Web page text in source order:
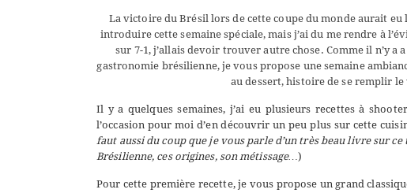
La victoire du Brésil lors de cette coupe du monde aurait
introduire cette semaine spéciale, mais j’ai du me rendre à
sur 7-1, j’allais devoir trouver autre chose. Comme il n’y
gastronomie brésilienne, je vous propose une semaine
au dessert, histoire de se remplir
Il y a quelques semaines, j’ai eu plusieurs recettes à
l’occasion pour moi d’en découvrir un peu plus sur cette
faut aussi du coup que je vous parle d’un très beau livre sur
Brésilienne, ces origines, son métissage…)
Pour cette première recette, je vous propose un grand